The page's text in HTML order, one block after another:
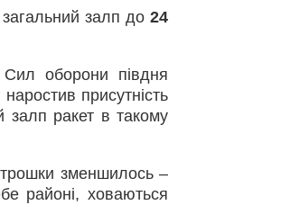
залп до 24
Сил оборони півдня
присутність
залп ракет в такому
трошки зменшилось –
районі, ховаються